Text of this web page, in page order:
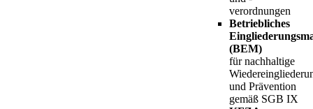
verordnungen
Betriebliches
(BEM)
für nachhaltige
und Prävention
gemäß SGB IX